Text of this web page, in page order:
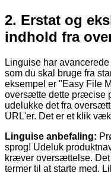
2. Erstat og
indhold fra
Linguise har
som du skal bruge fra
eksempel er "Easy File
oversætte dette præcise
udelukke det fra
URL'er. Det er et klik
Linguise anbefaling:
sprog! Udeluk
kræver oversættelse.
termer til at starte med.